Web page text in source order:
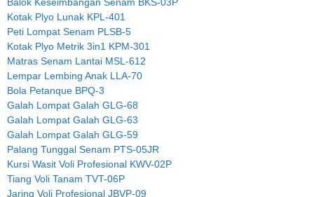
Kotak Plyo Lunak KPL-401
Peti Lompat Senam PLSB-5
Kotak Plyo Metrik 3in1 KPM-301
Matras Senam Lantai MSL-612
Lempar Lembing Anak LLA-70
Bola Petanque BPQ-3
Galah Lompat Galah GLG-68
Galah Lompat Galah GLG-63
Galah Lompat Galah GLG-59
Palang Tunggal Senam PTS-05JR
Kursi Wasit Voli Profesional KWV-02P
Tiang Voli Tanam TVT-06P
Jaring Voli Profesional JBVP-09